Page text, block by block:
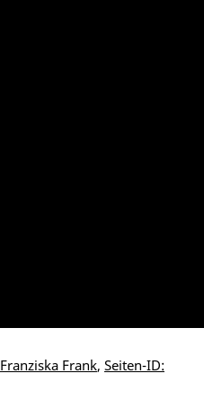
Franziska Frank, Seiten-ID: